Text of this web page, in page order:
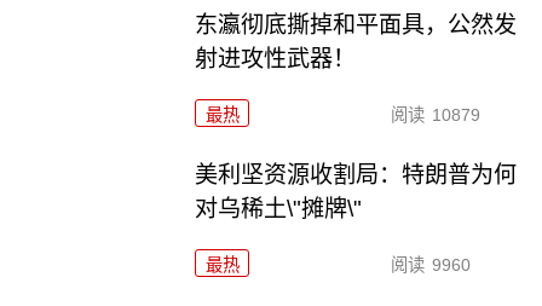
东瀛彻底撕掉和平面具，公然发
射进攻性武器！
最热 阅读 10879
美利坚资源收割局：特朗普为何
对乌稀土\"摊牌\"
最热 阅读 9960